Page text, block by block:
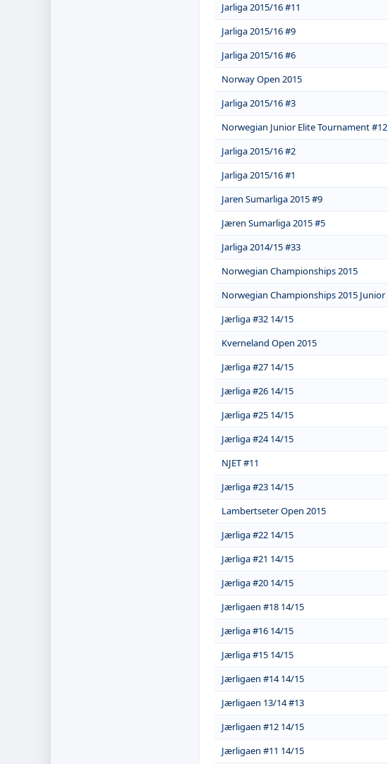
Jarliga 2015/16 #11
Jarliga 2015/16 #9
Jarliga 2015/16 #6
Norway Open 2015
Jarliga 2015/16 #3
Norwegian Junior Elite Tournament #12
Jarliga 2015/16 #2
Jarliga 2015/16 #1
Jaren Sumarliga 2015 #9
Jæren Sumarliga 2015 #5
Jarliga 2014/15 #33
Norwegian Championships 2015
Norwegian Championships 2015 Junior
Jærliga #32 14/15
Kverneland Open 2015
Jærliga #27 14/15
Jærliga #26 14/15
Jærliga #25 14/15
Jærliga #24 14/15
NJET #11
Jærliga #23 14/15
Lambertseter Open 2015
Jærliga #22 14/15
Jærliga #21 14/15
Jærliga #20 14/15
Jærligaen #18 14/15
Jærliga #16 14/15
Jærliga #15 14/15
Jærligaen #14 14/15
Jærligaen 13/14 #13
Jærligaen #12 14/15
Jærligaen #11 14/15